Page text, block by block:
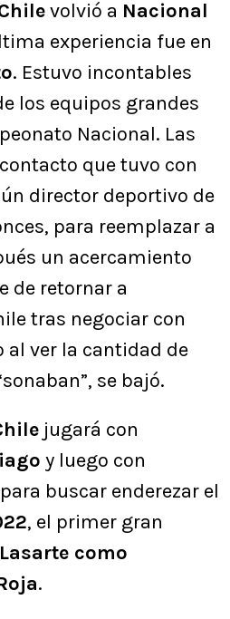
volvió a Nacional
experiencia fue en
. Estuvo incontables
los equipos grandes
Nacional. Las
que tuvo con
director deportivo de
para reemplazar a
un acercamiento
de retornar a
tras negociar con
al ver la cantidad de
se bajó.
jugará con
y luego con
para buscar enderezar el
, el primer gran
como
.